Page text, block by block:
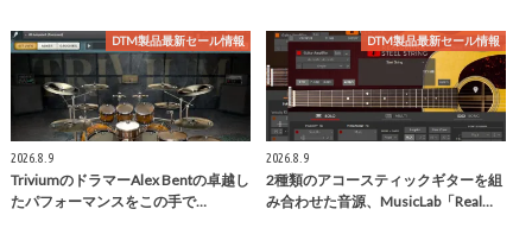
DTM製品最新セール情報
2026.8.9
TriviumのドラマーAlex Bentの卓越し
たパフォーマンスをこの手で…
DTM製品最新セール情報
2026.8.9
2種類のアコースティックギターを組
み合わせた音源、MusicLab「Real…